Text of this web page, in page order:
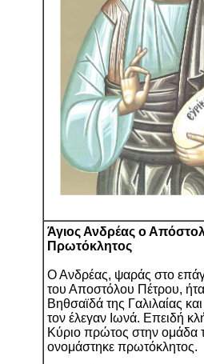
Άγιος Ανδρέας ο
Πρωτόκλητος
Ο Ανδρέας, ψαράς στο
του Αποστόλου Πέτρου,
Βηθσαϊδά της Γαλιλαίας
τον έλεγαν Ιωνά. Επειδή
Κύριο πρώτος στην ομάδα
ονομάστηκε πρωτόκλητος.